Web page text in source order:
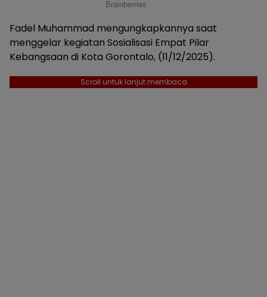
Fadel Muhammad mengungkapkannya saat
menggelar kegiatan Sosialisasi Empat Pilar
Kebangsaan di Kota Gorontalo, (11/12/2025).
Scroll untuk lanjut membaca